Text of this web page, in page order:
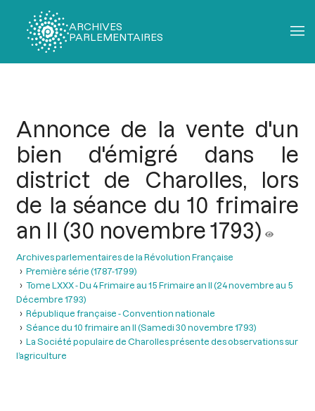
ARCHIVES
PARLEMENTAIRES
Annonce de la vente d'un
bien d'émigré dans le
district de Charolles, lors
de la séance du 10 frimaire
an II (30 novembre 1793)
Archives parlementaires de la Révolution Française
Première série (1787-1799)
Tome LXXX - Du 4 Frimaire au 15 Frimaire an II (24 novembre au 5
Décembre 1793)
République française - Convention nationale
Séance du 10 frimaire an II (Samedi 30 novembre 1793)
La Société populaire de Charolles présente des observations sur
l’agriculture